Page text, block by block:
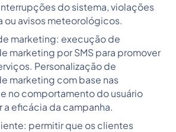
do sistema, violações
ou avisos meteorológicos.
marketing: execução de
marketing por SMS para promover
Personalização de
marketing com base nas
no comportamento do usuário
a eficácia da campanha.
permitir que os clientes